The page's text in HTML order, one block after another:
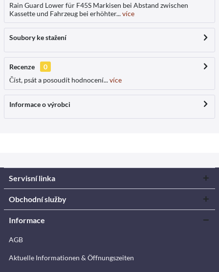
Rain Guard Lower für F45S Markisen bei Abstand zwischen
Kassette und Fahrzeug bei erhöhter...více
Soubory ke stažení
Recenze
0
Číst, psát a posoudít hodnocení...více
Informace o výrobci
Servisní linka
Obchodní služby
Informace
AGB
Aktuelle Informationen & Öffnungszeiten